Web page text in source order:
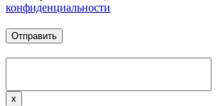
конфиденциальности
x